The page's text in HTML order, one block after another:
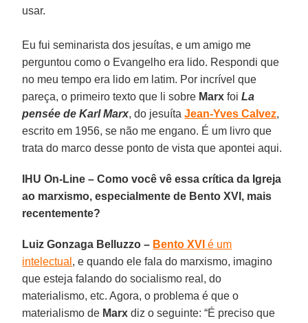
usar.
Eu fui seminarista dos jesuítas, e um amigo me
perguntou como o Evangelho era lido. Respondi que
no meu tempo era lido em latim. Por incrível que
pareça, o primeiro texto que li sobre Marx foiLa
pensée de Karl Marx, do jesuítaJean-Yves Calvez,
escrito em 1956, se não me engano. É um livro que
trata do marco desse ponto de vista que apontei aqui.
IHU On-Line – Como você vê essa crítica da Igreja
ao marxismo, especialmente de Bento XVI, mais
recentemente?
Luiz Gonzaga Belluzzo – Bento XVI é um
intelectual , e quando ele fala do marxismo, imagino
que esteja falando do socialismo real, do
materialismo, etc. Agora, o problema é que o
materialismo de Marx diz o seguinte: “É preciso que